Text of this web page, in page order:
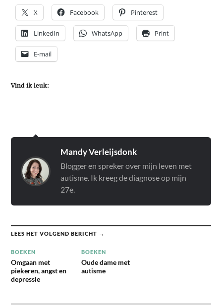
X Facebook Pinterest
LinkedIn WhatsApp Print
E-mail
Vind ik leuk:
Mandy Verleijsdonk
Blogger en spreker over mijn leven met
autisme. Ik kreeg de diagnose op mijn
27e.
LEES HET VOLGEND BERICHT →
BOEKEN
Omgaan met
piekeren, angst en
depressie
BOEKEN
Oude dame met
autisme